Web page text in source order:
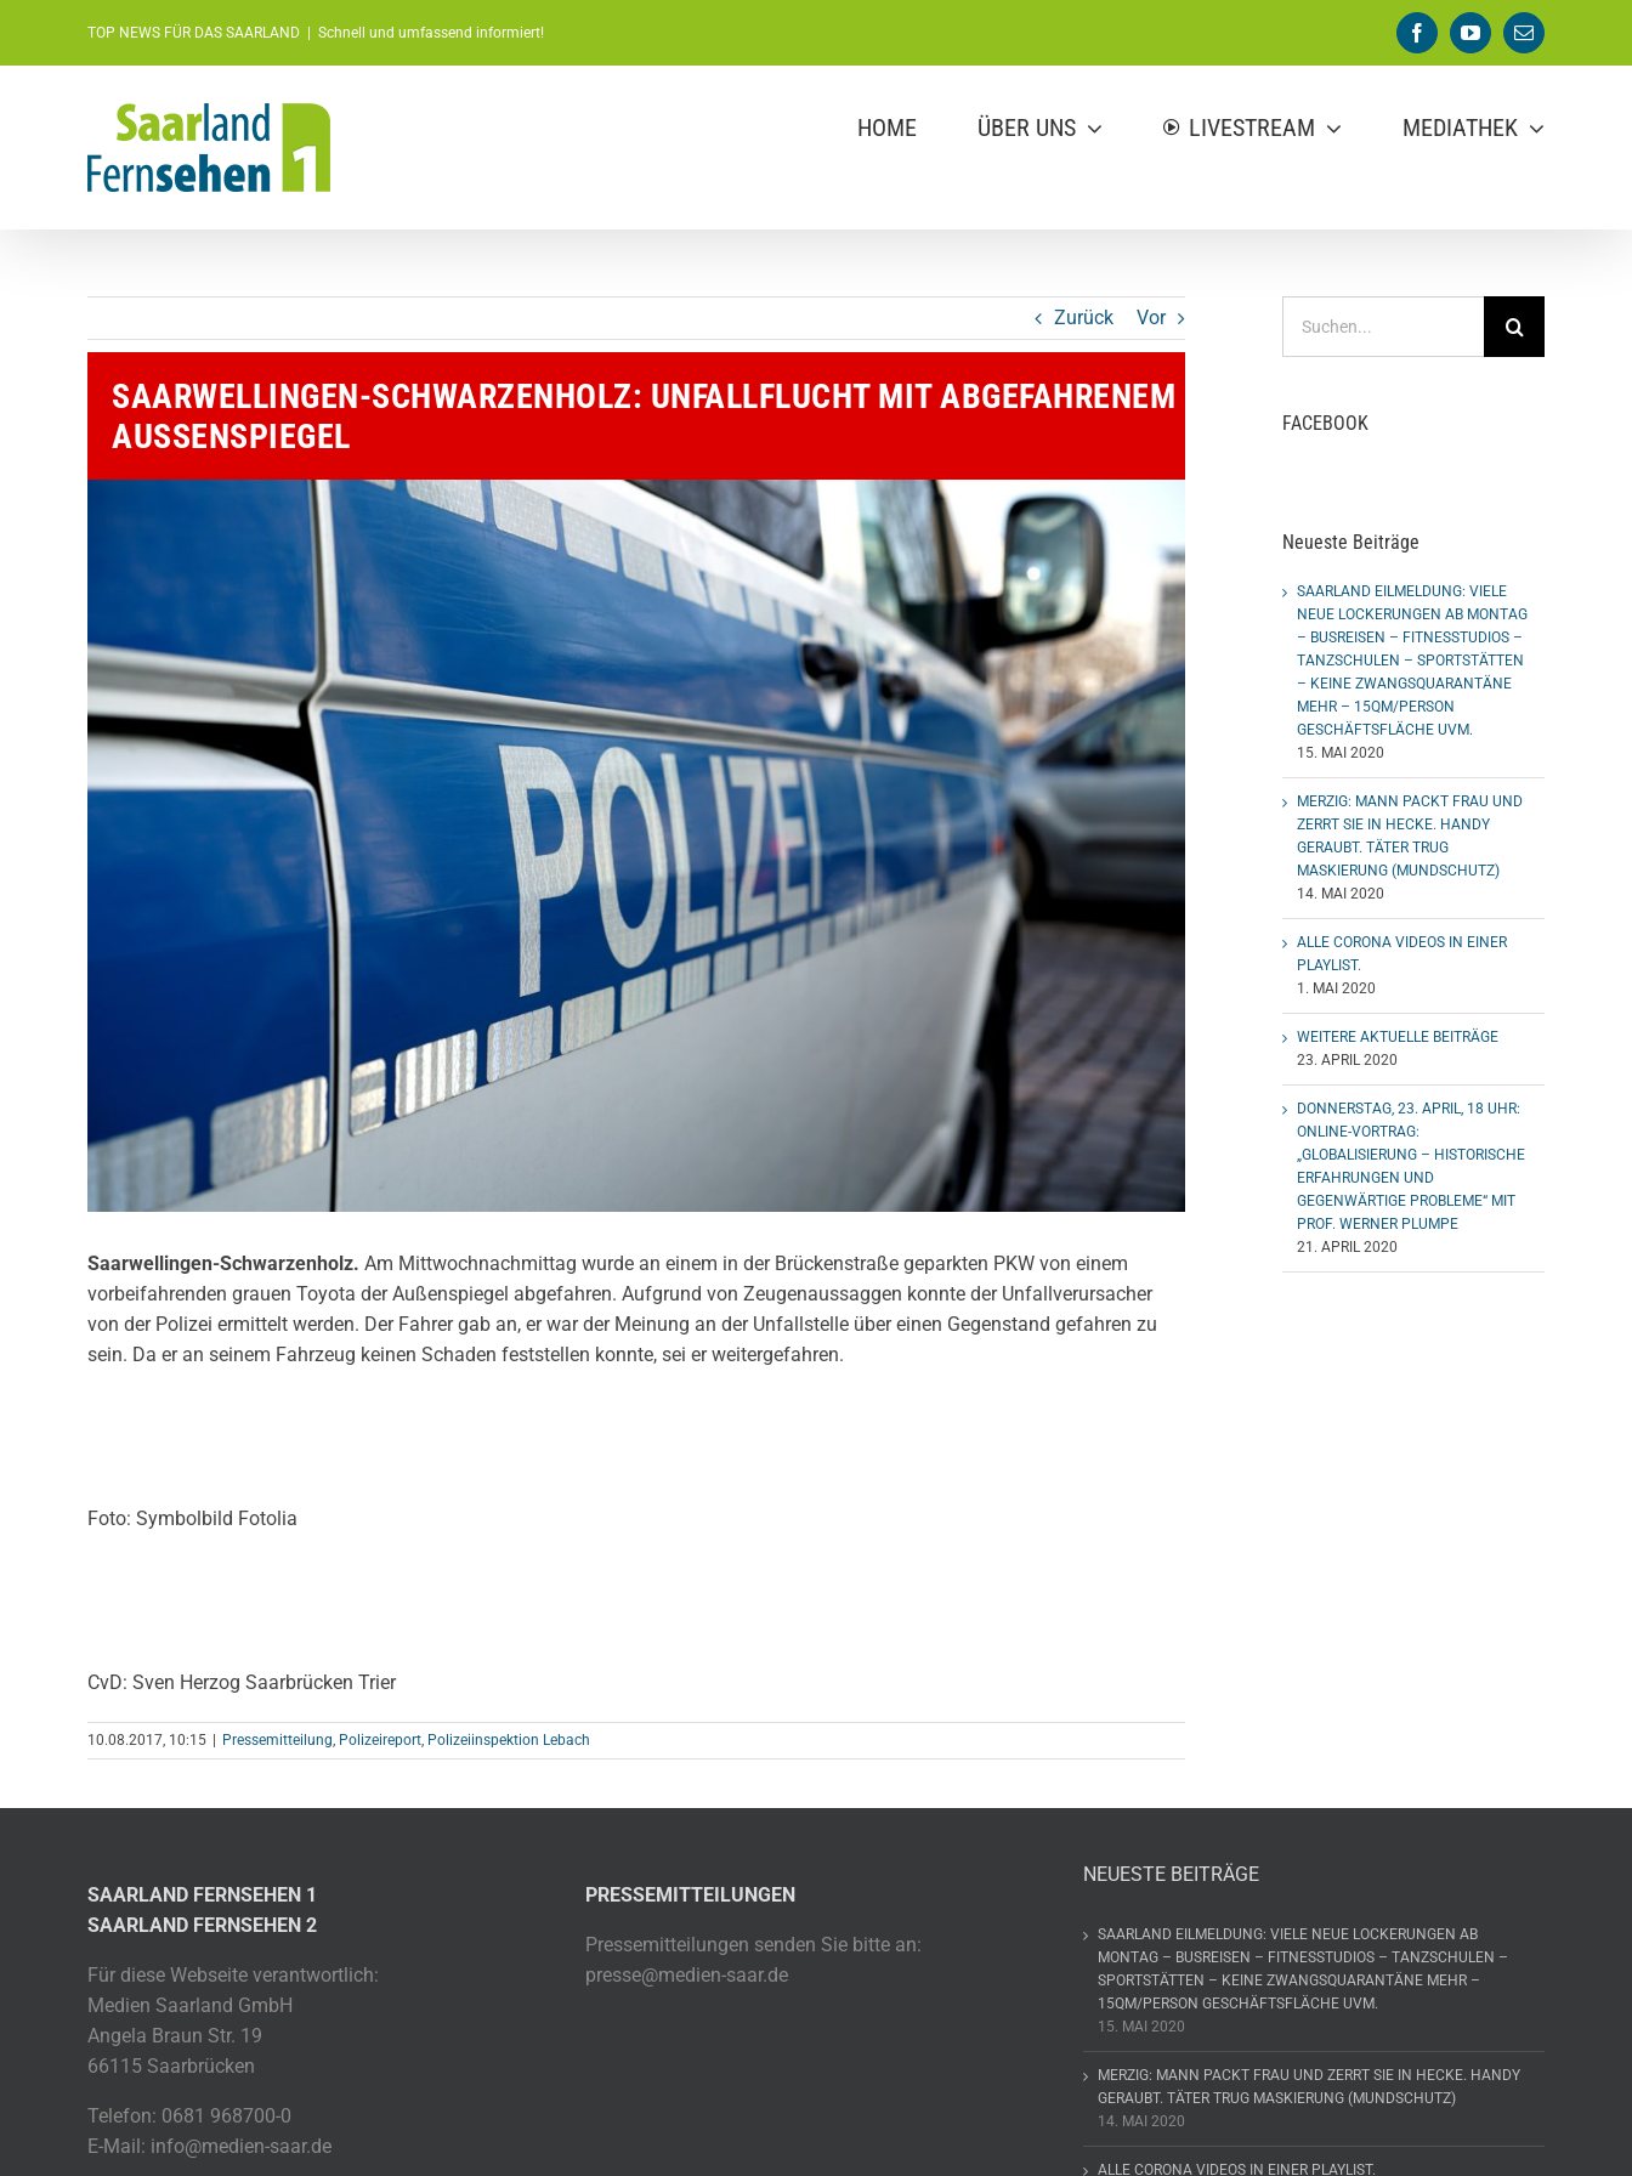
TOP NEWS FÜR DAS SAARLAND Schnell und umfassend informiert! FacebookYouTube
E-
Mail
HOME ÜBER UNS LIVESTREAM MEDIATHEK
Zurück Vor
SAARWELLINGEN-SCHWARZENHOLZ: UNFALLFLUCHT MIT ABGEFAHRENEM
AUSSENSPIEGEL
Saarwellingen-Schwarzenholz. Am Mittwochnachmittag wurde an einem in der Brückenstraße geparkten PKW von einem
vorbeifahrenden grauen Toyota der Außenspiegel abgefahren. Aufgrund von Zeugenaussaggen konnte der Unfallverursacher
von der Polizei ermittelt werden. Der Fahrer gab an, er war der Meinung an der Unfallstelle über einen Gegenstand gefahren zu
sein. Da er an seinem Fahrzeug keinen Schaden feststellen konnte, sei er weitergefahren.
Foto: Symbolbild Fotolia
CvD: Sven Herzog Saarbrücken Trier
10.08.2017, 10:15 | Pressemitteilung Polizeireport Polizeiinspektion Lebach
nach:
FACEBOOK
Neueste Beiträge
SAARLAND EILMELDUNG: VIELE
NEUE LOCKERUNGEN AB MONTAG
– BUSREISEN – FITNESSTUDIOS –
TANZSCHULEN – SPORTSTÄTTEN
– KEINE ZWANGSQUARANTÄNE
MEHR – 15QM/PERSON
GESCHÄFTSFLÄCHE UVM.
15. MAI 2020
MERZIG: MANN PACKT FRAU UND
ZERRT SIE IN HECKE. HANDY
GERAUBT. TÄTER TRUG
MASKIERUNG (MUNDSCHUTZ)
14. MAI 2020
ALLE CORONA VIDEOS IN EINER
PLAYLIST.
1. MAI 2020
WEITERE AKTUELLE BEITRÄGE
23. APRIL 2020
DONNERSTAG, 23. APRIL, 18 UHR:
ONLINE-VORTRAG:
„GLOBALISIERUNG – HISTORISCHE
ERFAHRUNGEN UND
GEGENWÄRTIGE PROBLEME“ MIT
PROF. WERNER PLUMPE
21. APRIL 2020
SAARLAND FERNSEHEN 1
SAARLAND FERNSEHEN 2
Für diese Webseite verantwortlich:
Medien Saarland GmbH
Angela Braun Str. 19
66115 Saarbrücken
Telefon: 0681 968700-0
E-Mail: info@medien-saar.de
PRESSEMITTEILUNGEN
Pressemitteilungen senden Sie bitte an:
presse@medien-saar.de
NEUESTE BEITRÄGE
SAARLAND EILMELDUNG: VIELE NEUE LOCKERUNGEN AB
MONTAG – BUSREISEN – FITNESSTUDIOS – TANZSCHULEN –
SPORTSTÄTTEN – KEINE ZWANGSQUARANTÄNE MEHR –
15QM/PERSON GESCHÄFTSFLÄCHE UVM.
15. MAI 2020
MERZIG: MANN PACKT FRAU UND ZERRT SIE IN HECKE. HANDY
GERAUBT. TÄTER TRUG MASKIERUNG (MUNDSCHUTZ)
14. MAI 2020
ALLE CORONA VIDEOS IN EINER PLAYLIST.